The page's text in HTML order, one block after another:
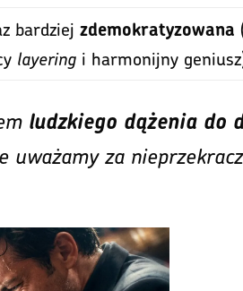
bardziej zdemokratyzowana
layering i harmonijny
ludzkiego dążenia do
za